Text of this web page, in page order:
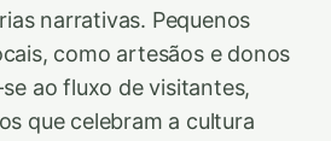
narrativas. Pequenos
como artesãos e donos
ao fluxo de visitantes,
que celebram a cultura